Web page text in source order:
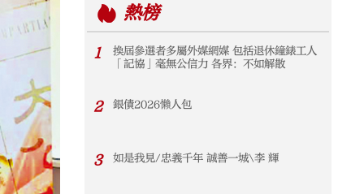
熱榜
1
換屆參選者多屬外媒網媒 包括退休鐘錶工人
「記協」毫無公信力 各界：不如解散
2 銀債2026懶人包
3 如是我見/忠義千年 誠善一城\李 輝